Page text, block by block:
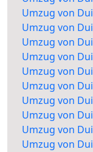
Umzug von
Umzug von
Umzug von
Umzug von
Umzug von
Umzug von
Umzug von
Umzug von
Umzug von
Umzug von